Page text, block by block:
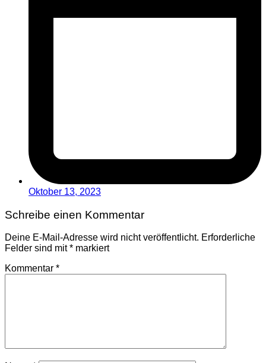
Oktober 13, 2023
Schreibe einen Kommentar
Deine E-Mail-Adresse wird nicht veröffentlicht. Erforderliche
Felder sind mit* markiert
Kommentar *